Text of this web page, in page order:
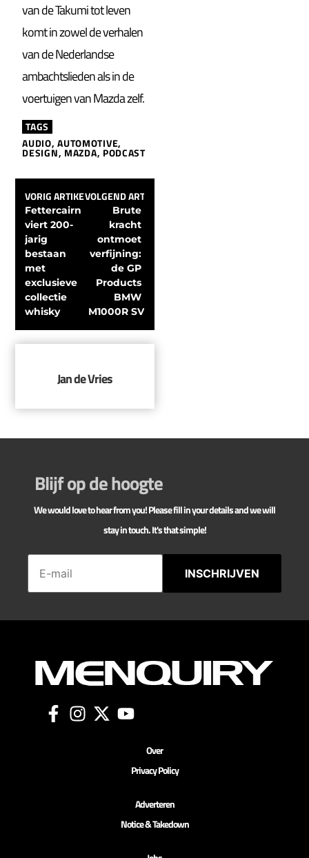
van de Takumi tot leven
komt in zowel de verhalen
van de Nederlandse
ambachtslieden als in de
voertuigen van Mazda zelf.
TAGS
AUDIO,AUTOMOTIVE,
DESIGN, MAZDA, PODCAST
VORIG ARTIKEL
Fettercairn
viert 200-
jarig
bestaan
met
exclusieve
collectie
whisky
VOLGEND ARTIKEL
Brute
kracht
ontmoet
verfijning:
de GP
Products
BMW
M1000R SV
Jan de Vries
Blijf op de hoogte
We would love to hear from you! Please fill in your details and we will
stay in touch. It's that simple!
INSCHRIJVEN
Over
Privacy Policy
Adverteren
Notice & Takedown